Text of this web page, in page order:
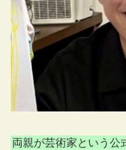
両親が芸術家という公